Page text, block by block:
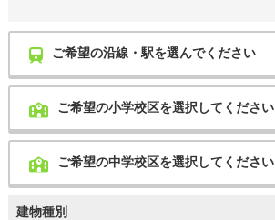
ご希望の沿線・駅を選んでください
ご希望の小学校区を選択してください
ご希望の中学校区を選択してください
建物種別